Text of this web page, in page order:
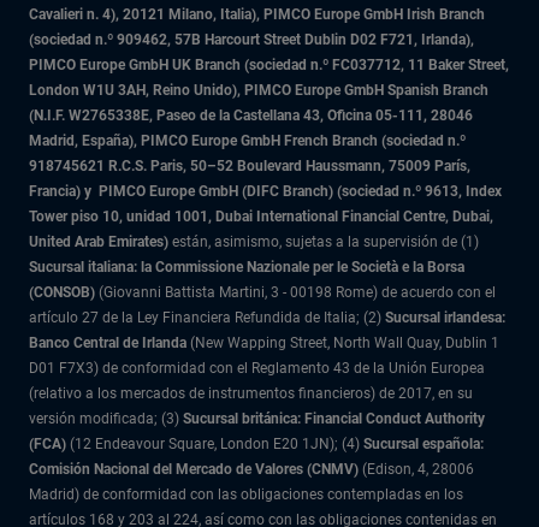
Cavalieri n. 4), 20121 Milano, Italia), PIMCO Europe GmbH Irish Branch
(sociedad n.º 909462, 57B Harcourt Street Dublin D02 F721, Irlanda),
PIMCO Europe GmbH UK Branch (sociedad n.º FC037712, 11 Baker Street,
London W1U 3AH, Reino Unido), PIMCO Europe GmbH Spanish Branch
(N.I.F. W2765338E, Paseo de la Castellana 43, Oficina 05-111, 28046
Madrid, España), PIMCO Europe GmbH French Branch (sociedad n.º
918745621 R.C.S. Paris, 50–52 Boulevard Haussmann, 75009 París,
Francia) y PIMCO Europe GmbH (DIFC Branch) (sociedad n.º 9613, Index
Tower piso 10, unidad 1001, Dubai International Financial Centre, Dubai,
United Arab Emirates) están, asimismo, sujetas a la supervisión de (1)
Sucursal italiana: la Commissione Nazionale per le Società e la Borsa
(CONSOB) (Giovanni Battista Martini, 3 - 00198 Rome) de acuerdo con el
artículo 27 de la Ley Financiera Refundida de Italia; (2) Sucursal irlandesa:
Banco Central de Irlanda (New Wapping Street, North Wall Quay, Dublin 1
D01 F7X3) de conformidad con el Reglamento 43 de la Unión Europea
(relativo a los mercados de instrumentos financieros) de 2017, en su
versión modificada; (3) Sucursal británica: Financial Conduct Authority
(FCA) (12 Endeavour Square, London E20 1JN); (4) Sucursal española:
Comisión Nacional del Mercado de Valores (CNMV) (Edison, 4, 28006
Madrid) de conformidad con las obligaciones contempladas en los
artículos 168 y 203 al 224, así como con las obligaciones contenidas en